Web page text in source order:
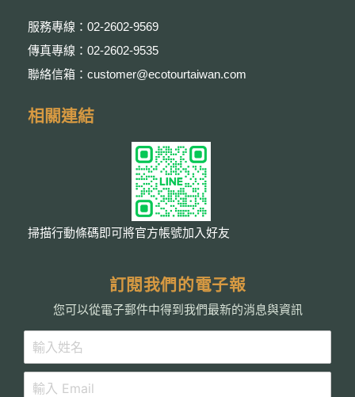
服務專線：02-2602-9569
傳真專線：02-2602-9535
聯絡信箱：customer@ecotourtaiwan.com
相關連結
掃描行動條碼即可將官方帳號加入好友
訂閱我們的電子報
您可以從電子郵件中得到我們最新的消息與資訊